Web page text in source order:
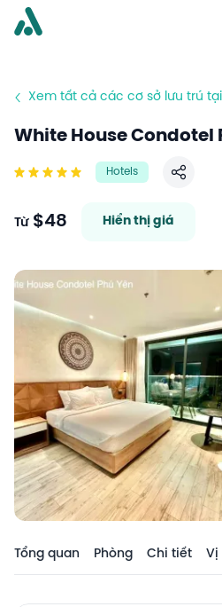
White House Condotel
Hotels
Chia sẻ
Từ$48 Hiển thị giá
Tổng quan Phòng Chi tiết Vị